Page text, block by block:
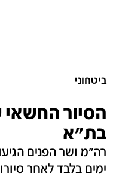
ביטחוני
הסיור החשאי
בת"א
ימים בלבד לאחר